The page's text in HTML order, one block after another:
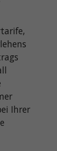
Ihrer